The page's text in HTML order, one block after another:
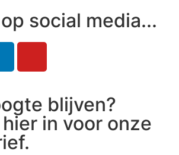
social media...
blijven?
in voor onze